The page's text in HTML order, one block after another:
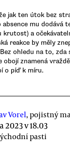
jak ten útok bez
absence mu dodává
a
reakce by měly
ohledu na to, zda
obojí znamená
o píď k míru.
Vorel, pojistný
2023 v 18.03
pasti